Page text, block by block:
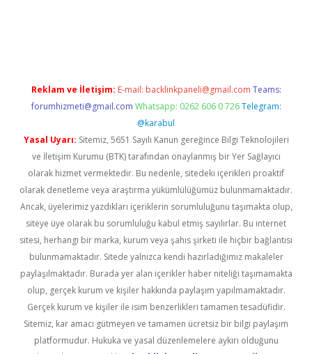
Reklam ve İletişim: E-mail: backlinkpaneli@gmail.com Teams:
forumhizmeti@gmail.com Whatsapp: 0262 606 0 726 Telegram:
@karabul
Yasal Uyarı: Sitemiz, 5651 Sayılı Kanun gereğince Bilgi Teknolojileri
ve İletişim Kurumu (BTK) tarafından onaylanmış bir Yer Sağlayıcı
olarak hizmet vermektedir. Bu nedenle, sitedeki içerikleri proaktif
olarak denetleme veya araştırma yükümlülüğümüz bulunmamaktadır.
Ancak, üyelerimiz yazdıkları içeriklerin sorumluluğunu taşımakta olup,
siteye üye olarak bu sorumluluğu kabul etmiş sayılırlar. Bu internet
sitesi, herhangi bir marka, kurum veya şahıs şirketi ile hiçbir bağlantısı
bulunmamaktadır. Sitede yalnızca kendi hazırladığımız makaleler
paylaşılmaktadır. Burada yer alan içerikler haber niteliği taşımamakta
olup, gerçek kurum ve kişiler hakkında paylaşım yapılmamaktadır.
Gerçek kurum ve kişiler ile isim benzerlikleri tamamen tesadüfidir.
Sitemiz, kar amacı gütmeyen ve tamamen ücretsiz bir bilgi paylaşım
platformudur. Hukuka ve yasal düzenlemelere aykırı olduğunu